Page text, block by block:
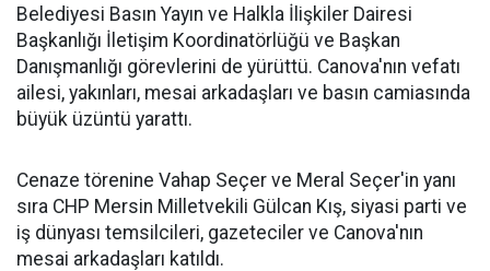
Belediyesi Basın Yayın ve Halkla İlişkiler Dairesi
Başkanlığı İletişim Koordinatörlüğü ve Başkan
Danışmanlığı görevlerini de yürüttü. Canova'nın vefatı
ailesi, yakınları, mesai arkadaşları ve basın camiasında
büyük üzüntü yarattı.
Cenaze törenine Vahap Seçer ve Meral Seçer'in yanı
sıra CHP Mersin Milletvekili Gülcan Kış, siyasi parti ve
iş dünyası temsilcileri, gazeteciler ve Canova'nın
mesai arkadaşları katıldı.